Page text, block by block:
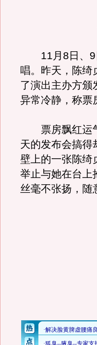
11月8日、9
唱。昨天，陈绮
了演出主办方颁
异常冷静，称票
票房飘红运气
天的发布会搞得
壁上的一张陈绮
举止与她在台上
丝毫不张扬，随